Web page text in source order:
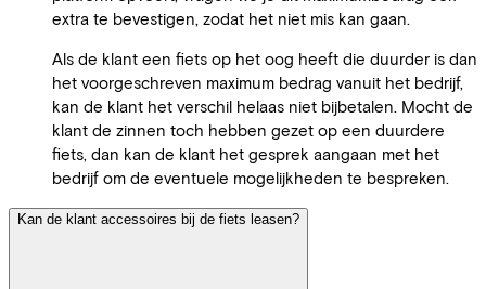
extra te bevestigen, zodat het niet mis kan gaan.
Als de klant een fiets op het oog heeft die duurder is dan
het voorgeschreven maximum bedrag vanuit het bedrijf,
kan de klant het verschil helaas niet bijbetalen. Mocht de
klant de zinnen toch hebben gezet op een duurdere
fiets, dan kan de klant het gesprek aangaan met het
bedrijf om de eventuele mogelijkheden te bespreken.
Kan de klant accessoires bij de fiets leasen?